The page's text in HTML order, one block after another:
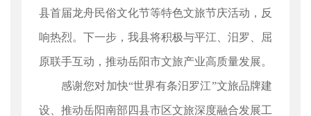
县首届龙舟民俗文化节等特色文旅节庆活动，反
响热烈。下一步，我县将积极与平江、汨罗、屈
原联手互动，推动岳阳市文旅产业高质量发展。
感谢您对加快“世界有条汨罗江”文旅品牌建
设、推动岳阳南部四县市区文旅深度融合发展工